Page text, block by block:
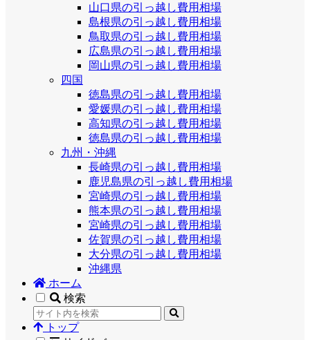
山口県の引っ越し費用相場
島根県の引っ越し費用相場
鳥取県の引っ越し費用相場
広島県の引っ越し費用相場
岡山県の引っ越し費用相場
四国
徳島県の引っ越し費用相場
愛媛県の引っ越し費用相場
高知県の引っ越し費用相場
徳島県の引っ越し費用相場
九州・沖縄
長崎県の引っ越し費用相場
鹿児島県の引っ越し費用相場
宮崎県の引っ越し費用相場
熊本県の引っ越し費用相場
宮崎県の引っ越し費用相場
佐賀県の引っ越し費用相場
大分県の引っ越し費用相場
沖縄県
ホーム
検索
トップ